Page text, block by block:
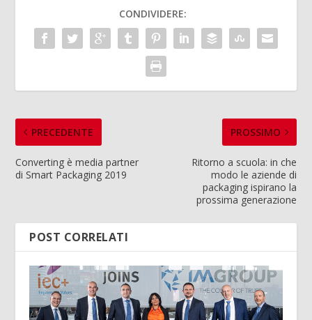
CONDIVIDERE:
PRECEDENTE
Converting è media partner
di Smart Packaging 2019
PROSSIMO
Ritorno a scuola: in che
modo le aziende di
packaging ispirano la
prossima generazione
POST CORRELATI